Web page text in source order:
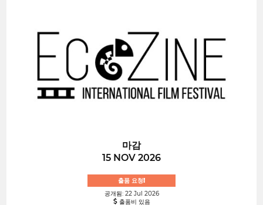
마감
15 NOV 2026
출품 요청!
공개됨: 22 Jul 2026
출품비 있음